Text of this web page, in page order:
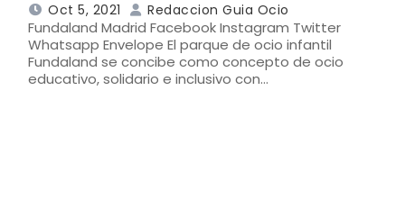
Oct 5, 2021 Redaccion Guia Ocio
Fundaland Madrid Facebook Instagram Twitter
Whatsapp Envelope El parque de ocio infantil
Fundaland se concibe como concepto de ocio
educativo, solidario e inclusivo con…